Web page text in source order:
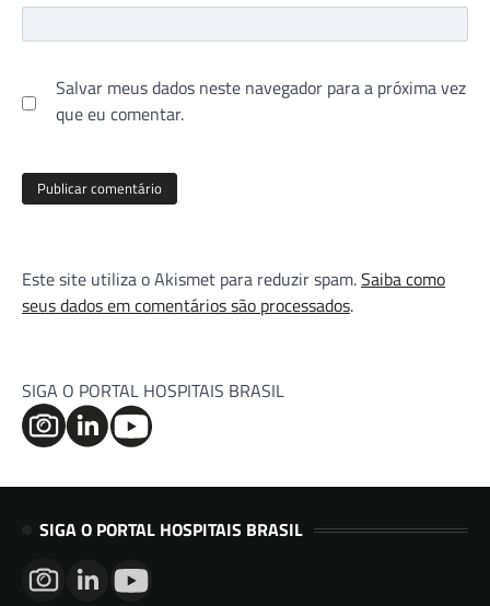
Salvar meus dados neste navegador para a próxima vez
que eu comentar.
Este site utiliza o Akismet para reduzir spam.Saiba como
seus dados em comentários são processados.
SIGA O PORTAL HOSPITAIS BRASIL
SIGA O PORTAL HOSPITAIS BRASIL